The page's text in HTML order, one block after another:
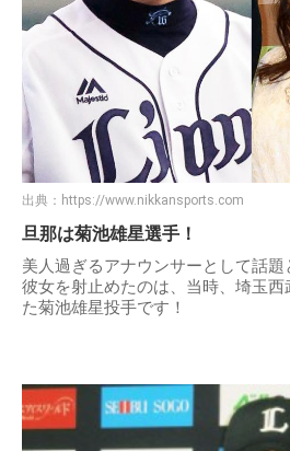
出典： https://www.nikkansports.com
旦那は菊池雄星選手！
美人過ぎるアナウンサーとして話題
彼女を射止めたのは、当時、埼玉
た菊池雄星投手です！